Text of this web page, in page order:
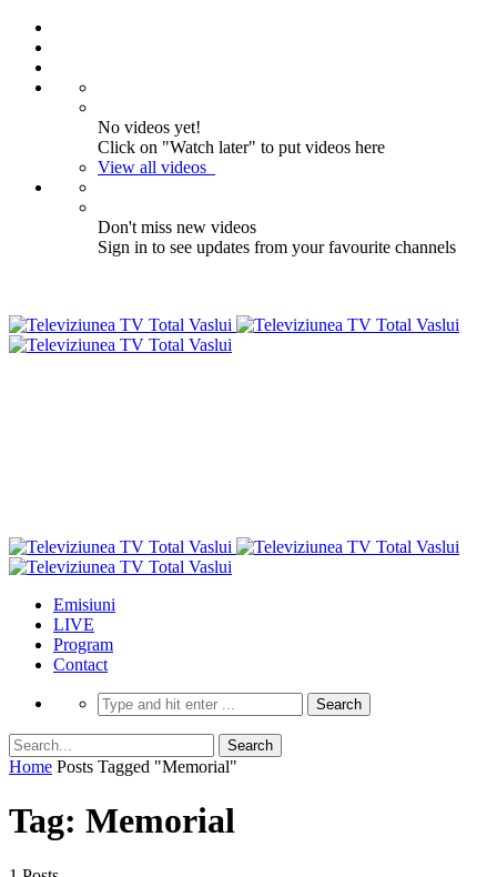
No videos yet!
Click on "Watch later" to put videos here
View all videos
Don't miss new videos
Sign in to see updates from your favourite channels
Emisiuni
LIVE
Program
Contact
Home Posts Tagged "Memorial"
Tag: Memorial